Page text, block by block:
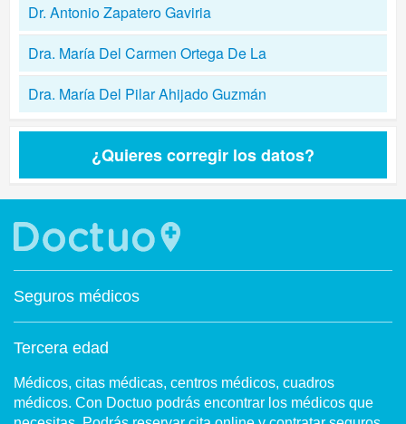
Dr. Antonio Zapatero Gaviria
Dra. María Del Carmen Ortega De La
Dra. María Del Pilar Ahijado Guzmán
¿Quieres corregir los datos?
Seguros médicos
Tercera edad
Médicos, citas médicas, centros médicos, cuadros
médicos. Con Doctuo podrás encontrar los médicos que